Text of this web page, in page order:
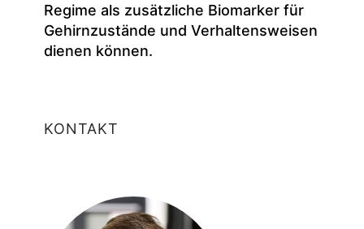
Regime als zusätzliche Biomarker für
Gehirnzustände und Verhaltensweisen
dienen können.
KONTAKT